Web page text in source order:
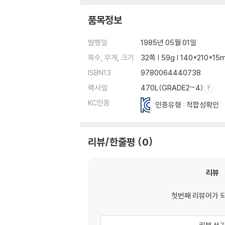
품목정보
발행일
1985년 05월 01일
쪽수, 무게, 크기
32쪽 | 59g |
ISBN13
9780064440738
렉사일
470L(GRADE2~4)
KC인증
인증유형 : 적합성확인
리뷰/한줄평 0
리뷰
첫번째 리뷰어가